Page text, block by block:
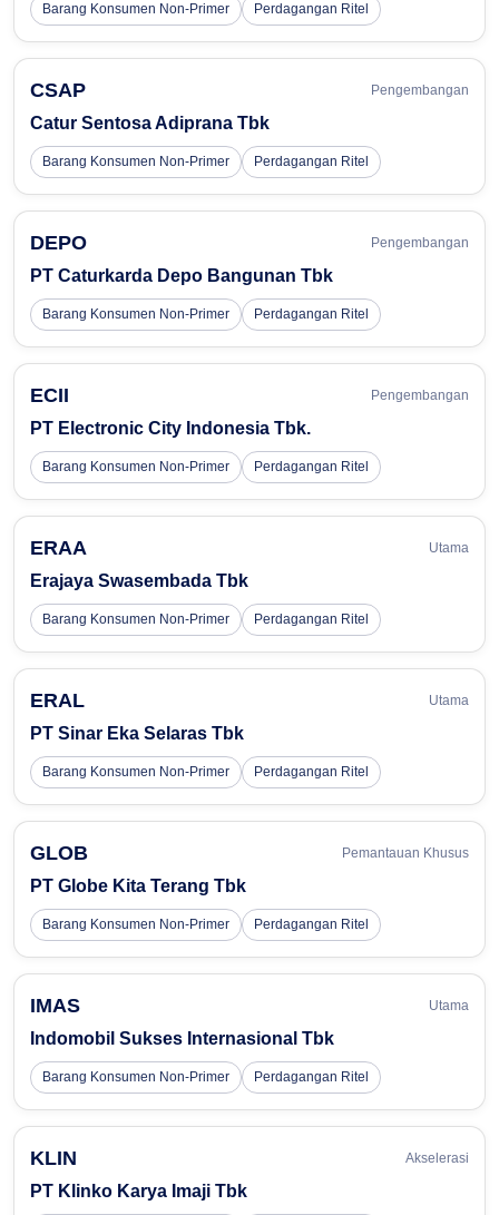
Barang Konsumen Non-Primer Perdagangan Ritel
CSAP Pengembangan
Catur Sentosa Adiprana Tbk
Barang Konsumen Non-Primer Perdagangan Ritel
DEPO Pengembangan
PT Caturkarda Depo Bangunan Tbk
Barang Konsumen Non-Primer Perdagangan Ritel
ECII Pengembangan
PT Electronic City Indonesia Tbk.
Barang Konsumen Non-Primer Perdagangan Ritel
ERAA Utama
Erajaya Swasembada Tbk
Barang Konsumen Non-Primer Perdagangan Ritel
ERAL Utama
PT Sinar Eka Selaras Tbk
Barang Konsumen Non-Primer Perdagangan Ritel
GLOB Pemantauan Khusus
PT Globe Kita Terang Tbk
Barang Konsumen Non-Primer Perdagangan Ritel
IMAS Utama
Indomobil Sukses Internasional Tbk
Barang Konsumen Non-Primer Perdagangan Ritel
KLIN Akselerasi
PT Klinko Karya Imaji Tbk